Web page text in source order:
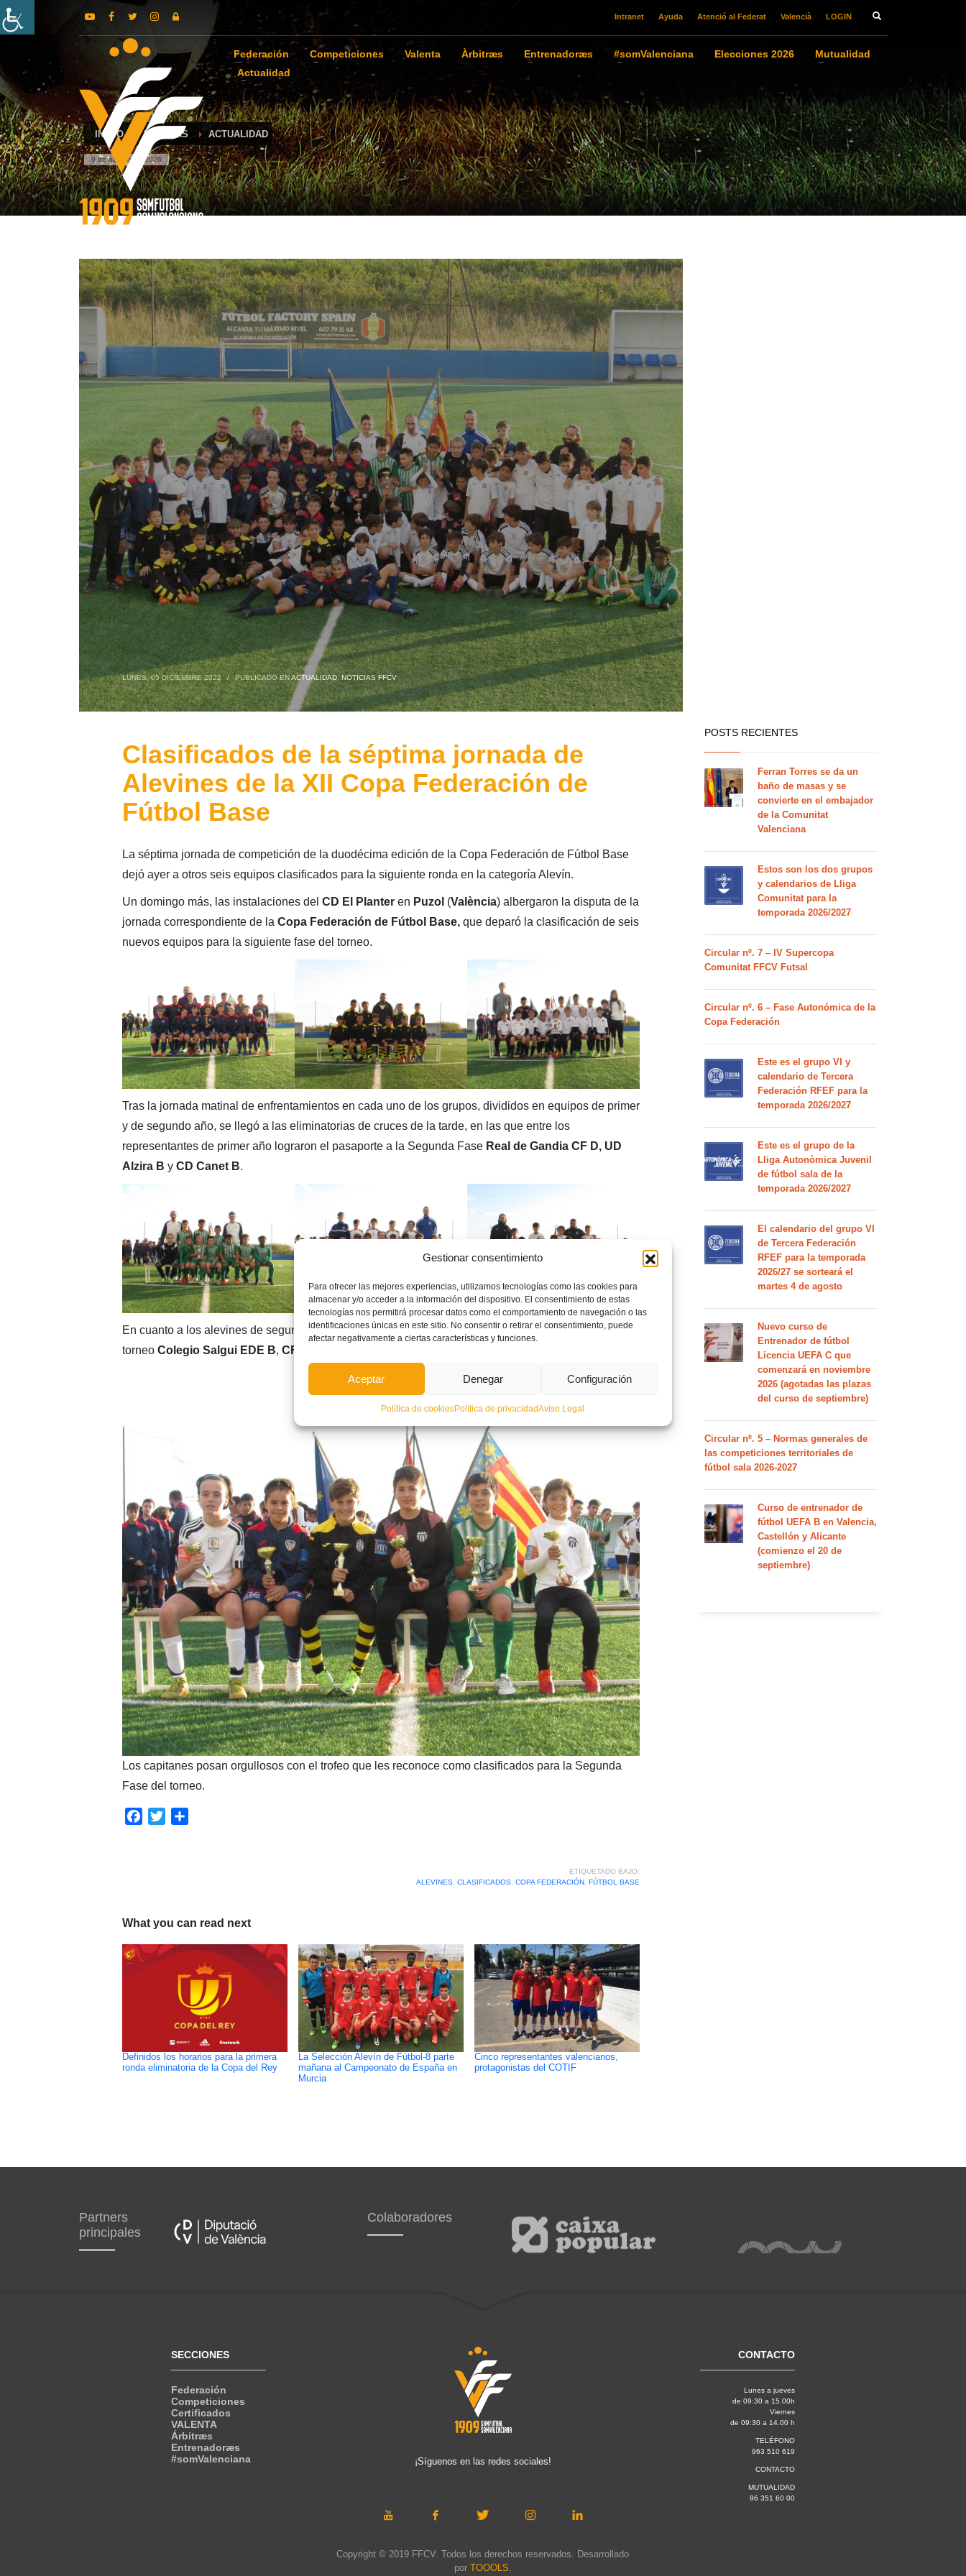
Gestionar consentimiento
Para ofrecer las mejores experiencias, utilizamos tecnologías como las cookies para
almacenar y/o acceder a la información del dispositivo. El consentimiento de estas
tecnologías nos permitirá procesar datos como el comportamiento de navegación o las
identificaciones únicas en este sitio. No consentir o retirar el consentimiento, puede
afectar negativamente a ciertas características y funciones.
Aceptar Denegar Configuración
Política de cookiesPolítica de privacidadAviso Legal
Intranet Ayuda Atenció al Federat Valencià LOGIN
Federación Competiciones Valenta Àrbitræs Entrenadoræs #somValenciana Elecciones 2026
Mutualidad
Actualidad
INICIO NOTICIAS ACTUALIDAD
9 de agosto de 2026
LUNES, 05 DICIEMBRE 2022 / PUBLICADO EN ACTUALIDAD, NOTICIAS FFCV
Clasificados de la séptima jornada de
Alevines de la XII Copa Federación de
Fútbol Base
La séptima jornada de competición de la duodécima edición de la Copa Federación de Fútbol Base
dejó ayer a otros seis equipos clasificados para la siguiente ronda en la categoría Alevín.
Un domingo más, las instalaciones del CD El Planteren Puzol (València) albergaron la disputa de la
jornada correspondiente de laCopa Federación de Fútbol Base, que deparó la clasificación de seis
nuevos equipos para la siguiente fase del torneo.
Tras la jornada matinal de enfrentamientos en cada uno de los grupos, divididos en equipos de primer
y de segundo año, se llegó a las eliminatorias de cruces de la tarde, en las que entre los
representantes de primer año lograron el pasaporte a la Segunda Fase Real de Gandia CF D, UD
Alzira B yCD Canet B.
En cuanto a los alevines de segundo año, consiguieron el billete a la siguiente ronda del
torneo Colegio Salgui EDE B, CFB Ciutat de València A
Los capitanes posan orgullosos con el trofeo que les reconoce como clasificados para la Segunda
Fase del torneo.
Facebook
Twitter
ETIQUETADO BAJO:
ALEVINES, CLASIFICADOS, COPA FEDERACIÓN, FÚTBOL BASE
What you can read next
Definidos los horarios para la primera
ronda eliminatoria de la Copa del Rey
La Selección Alevín de Fútbol-8 parte
mañana al Campeonato de España en
Murcia
Cinco representantes valencianos,
protagonistas del COTIF
POSTS RECIENTES
Ferran Torres se da un
baño de masas y se
convierte en el embajador
de la Comunitat
Valenciana
Estos son los dos grupos
y calendarios de Lliga
Comunitat para la
temporada 2026/2027
Circular nº. 7 – IV Supercopa
Comunitat FFCV Futsal
Circular nº. 6 – Fase Autonómica de la
Copa Federación
Este es el grupo VI y
calendario de Tercera
Federación RFEF para la
temporada 2026/2027
Este es el grupo de la
Lliga Autonòmica Juvenil
de fútbol sala de la
temporada 2026/2027
El calendario del grupo VI
de Tercera Federación
RFEF para la temporada
2026/27 se sorteará el
martes 4 de agosto
Nuevo curso de
Entrenador de fútbol
Licencia UEFA C que
comenzará en noviembre
2026 (agotadas las plazas
del curso de septiembre)
Circular nº. 5 – Normas generales de
las competiciones territoriales de
fútbol sala 2026-2027
Curso de entrenador de
fútbol UEFA B en Valencia,
Castellón y Alicante
(comienzo el 20 de
septiembre)
Partners
principales
Colaboradores
SECCIONES
Federación
Competiciones
Certificados
VALENTA
Árbitræs
Entrenadoræs
#somValenciana
¡Síguenos en las redes sociales!
Copyright © 2019 FFCV. Todos los derechos reservados. Desarrollado
por TOOOLS
CONTACTO
Lunes a jueves
de 09:30 a 15.00h
Viernes
de 09:30 a 14.00 h
TELÉFONO
963 510 619
CONTACTO
MUTUALIDAD
96 351 60 00